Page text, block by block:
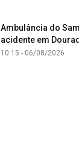
Ambulância do
acidente em
10:15 - 06/08/2026